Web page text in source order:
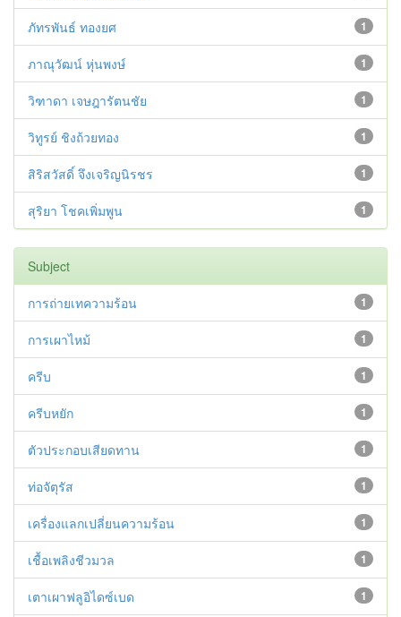
1
ภัทรพันธ์ ทองยศ
1
ภาณุวัฒน์ หุ่นพงษ์
1
วิฑาดา เจษฎารัตนชัย
1
วิทูรย์ ชิงถ้วยทอง
1
สิริสวัสดิ์ จึงเจริญนิรชร
1
สุริยา โชคเพิ่มพูน
Subject
1
การถ่ายเทความร้อน
1
การเผาไหม้
1
ครีบ
1
ครีบหยัก
1
ตัวประกอบเสียดทาน
1
ท่อจัตุรัส
1
เครื่องแลกเปลี่ยนความร้อน
1
เชื้อเพลิงชีวมวล
1
เตาเผาฟลูอิไดซ์เบด